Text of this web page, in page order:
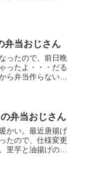
弁当おじさん
ったので、前日晩
ったよ・・・だる
ら弁当作らないと
弁当おじさん
かい。最近唐揚げ
たので、仕様変更
里芋と油揚げの味